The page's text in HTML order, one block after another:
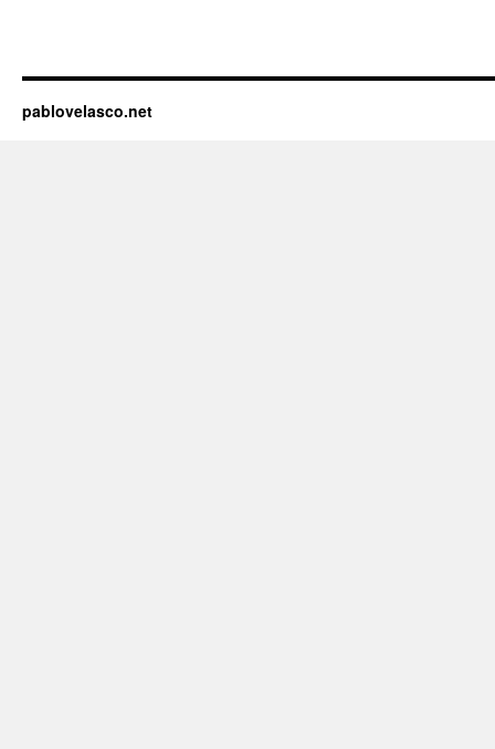
pablovelasco.net